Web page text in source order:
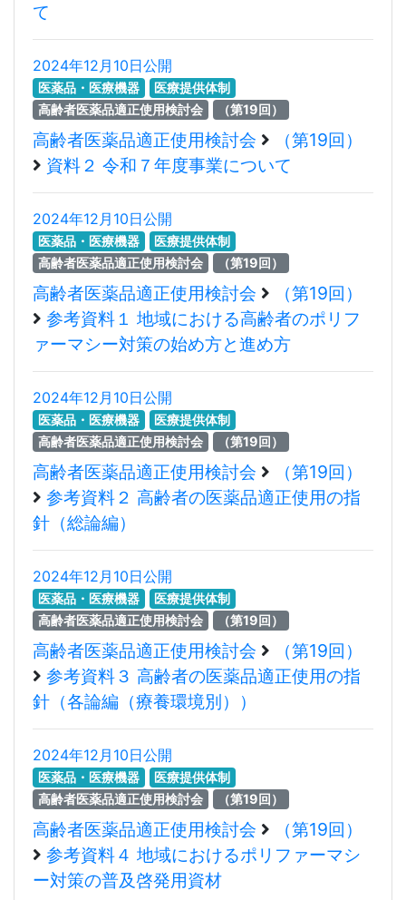
て
2024年12月10日公開
医薬品・医療機器
医療提供体制
高齢者医薬品適正使用検討会
（第19回）
高齢者医薬品適正使用検討会
（第19回）
資料２ 令和７年度事業について
2024年12月10日公開
医薬品・医療機器
医療提供体制
高齢者医薬品適正使用検討会
（第19回）
高齢者医薬品適正使用検討会
（第19回）
参考資料１ 地域における高齢者のポリフ
ァーマシー対策の始め方と進め方
2024年12月10日公開
医薬品・医療機器
医療提供体制
高齢者医薬品適正使用検討会
（第19回）
高齢者医薬品適正使用検討会
（第19回）
参考資料２ 高齢者の医薬品適正使用の指
針（総論編）
2024年12月10日公開
医薬品・医療機器
医療提供体制
高齢者医薬品適正使用検討会
（第19回）
高齢者医薬品適正使用検討会
（第19回）
参考資料３ 高齢者の医薬品適正使用の指
針（各論編（療養環境別））
2024年12月10日公開
医薬品・医療機器
医療提供体制
高齢者医薬品適正使用検討会
（第19回）
高齢者医薬品適正使用検討会
（第19回）
参考資料４ 地域におけるポリファーマシ
ー対策の普及啓発用資材